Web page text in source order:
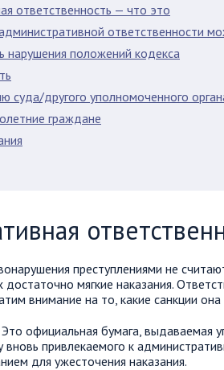
ответственность — что это
ответственности
нарушения положений кодекса
суда/другого уполномоченного
граждане
преступлениями не
достаточно мягкие наказания.
внимание на то, какие санкции
официальная бумага, выдаваемая
привлекаемого к
для ужесточения наказания.